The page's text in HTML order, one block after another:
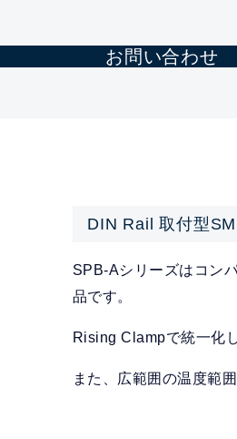
お問い合わせ
DIN Rail 取付型
SPB-Aシリーズはコン
品です。
Rising Clampで統一化
また、広範囲の温度範